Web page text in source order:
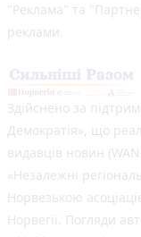
"Реклама" та
реклами.
Здійснено за
Демократія», що
видавців новин
«Незалежні
Норвезькою
Норвегії. Погляди